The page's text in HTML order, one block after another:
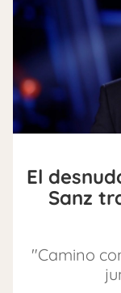
El
Sanz
"Camino